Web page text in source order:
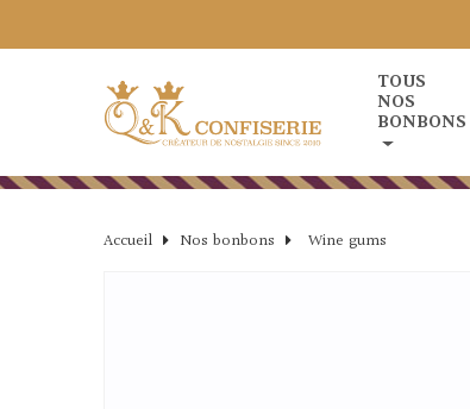
TOUS
NOS
BONBONS
Accueil Nos bonbons Wine gums